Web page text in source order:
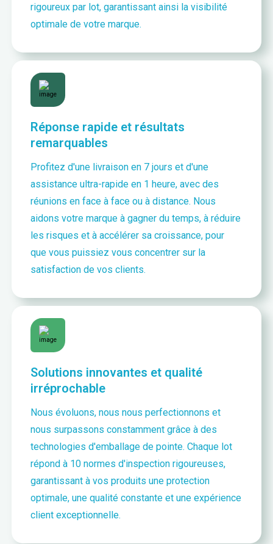
rigoureux par lot, garantissant ainsi la visibilité
optimale de votre marque.
Réponse rapide et résultats
remarquables
Profitez d'une livraison en 7 jours et d'une
assistance ultra-rapide en 1 heure, avec des
réunions en face à face ou à distance. Nous
aidons votre marque à gagner du temps, à réduire
les risques et à accélérer sa croissance, pour
que vous puissiez vous concentrer sur la
satisfaction de vos clients.
Solutions innovantes et qualité
irréprochable
Nous évoluons, nous nous perfectionnons et
nous surpassons constamment grâce à des
technologies d'emballage de pointe. Chaque lot
répond à 10 normes d'inspection rigoureuses,
garantissant à vos produits une protection
optimale, une qualité constante et une expérience
client exceptionnelle.